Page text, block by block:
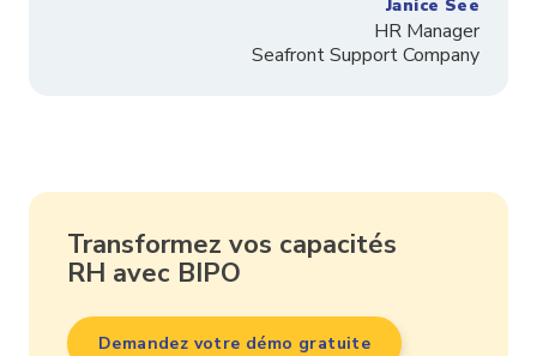
Janice See
HR Manager
Seafront Support Company
Transformez vos capacités
RH avec BIPO
Demandez votre démo gratuite